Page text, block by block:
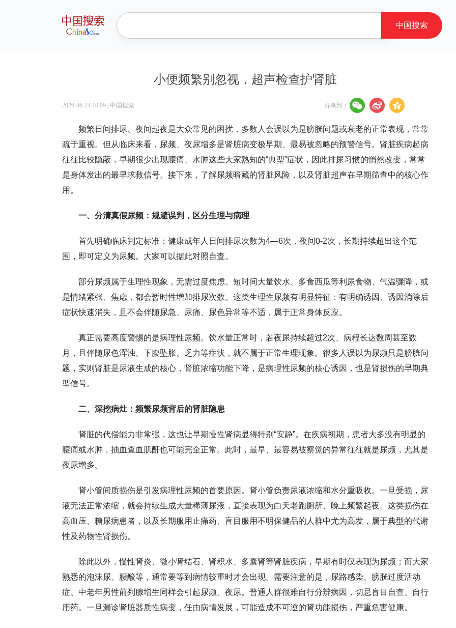
小便频繁别忽视，超声检查护肾脏
2026-06-24 10:09 中国搜索 分享到：
频繁日间排尿、夜间起夜是大众常见的困扰，多数人会误以为是膀胱问题或衰老的正常表现，常常
疏于重视。但从临床来看，尿频、夜尿增多是肾脏病变极早期、最易被忽略的预警信号。肾脏疾病起病
往往比较隐蔽，早期很少出现腰痛、水肿这些大家熟知的“典型”症状，因此排尿习惯的悄然改变，常常
是身体发出的最早求救信号。接下来，了解尿频暗藏的肾脏风险，以及肾脏超声在早期筛查中的核心作
用。
一、分清真假尿频：规避误判，区分生理与病理
首先明确临床判定标准：健康成年人日间排尿次数为4—6次，夜间0-2次，长期持续超出这个范
围，即可定义为尿频。大家可以据此对照自查。
部分尿频属于生理性现象，无需过度焦虑。短时间大量饮水、多食西瓜等利尿食物、气温骤降，或
是情绪紧张、焦虑，都会暂时性增加排尿次数。这类生理性尿频有明显特征：有明确诱因、诱因消除后
症状快速消失，且不会伴随尿急、尿痛、尿色异常等不适，属于正常身体反应。
真正需要高度警惕的是病理性尿频。饮水量正常时，若夜尿持续超过2次、病程长达数周甚至数
月，且伴随尿色浑浊、下腹坠胀、乏力等症状，就不属于正常生理现象。很多人误以为尿频只是膀胱问
题，实则肾脏是尿液生成的核心，肾脏浓缩功能下降，是病理性尿频的核心诱因，也是肾损伤的早期典
型信号。
二、深挖病灶：频繁尿频背后的肾脏隐患
肾脏的代偿能力非常强，这也让早期慢性肾病显得特别“安静”。在疾病初期，患者大多没有明显的
腰痛或水肿，抽血查血肌酐也可能完全正常。此时，最早、最容易被察觉的异常往往就是尿频，尤其是
夜尿增多。
肾小管间质损伤是引发病理性尿频的首要原因。肾小管负责尿液浓缩和水分重吸收。一旦受损，尿
液无法正常浓缩，就会持续生成大量稀薄尿液，直接表现为白天老跑厕所、晚上频繁起夜。这类损伤在
高血压、糖尿病患者，以及长期服用止痛药、盲目服用不明保健品的人群中尤为高发，属于典型的代谢
性及药物性肾损伤。
除此以外，慢性肾炎、微小肾结石、肾积水、多囊肾等肾脏疾病，早期有时仅表现为尿频；而大家
熟悉的泡沫尿、腰酸等，通常要等到病情较重时才会出现。需要注意的是，尿路感染、膀胱过度活动
症、中老年男性前列腺增生同样会引起尿频、夜尿。普通人群很难自行分辨病因，切忌盲目自查、自行
用药。一旦漏诊肾脏器质性病变，任由病情发展，可能造成不可逆的肾功能损伤，严重危害健康。